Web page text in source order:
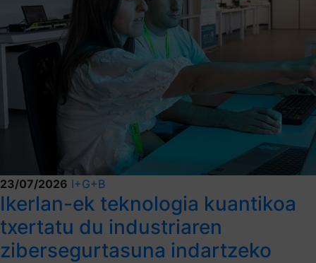
23/07/2026 I+G+B
Ikerlan-ek teknologia kuantikoa
txertatu du industriaren
zibersegurtasuna indartzeko